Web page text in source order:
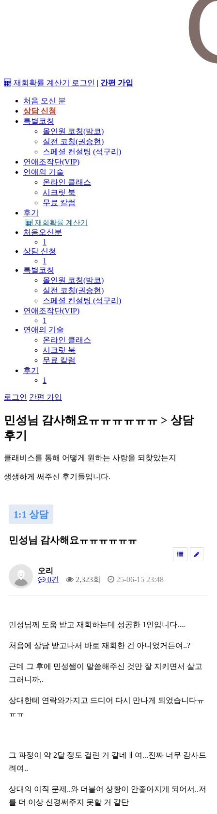
재회확률 계산기 로그인 | 간편 가입
처음 오신 분
상담 신청
특별코칭
올인원 코칭(박코)
실전 코칭(권승현)
스페셜 컨설팅 (석구리)
연애조작단(VIP)
연애의 기술
온라인 클래스
시크릿 북
무료 칼럼
후기
재회확률 계산기
처음오신분
1
상담 신청
1
특별코칭
올인원 코칭(박코)
실전 코칭(권승현)
스페셜 컨설팅 (석구리)
연애조작단(VIP)
1
연애의 기술
온라인 클래스
시크릿 북
무료 칼럼
후기
1
로그인 간편 가입
민성님 감사해 요ㅠㅠㅠㅠㅠㅠ > 상담
후기
클래 비 스를 통해 어 떻게 원하는 사랑을 되 찾았는지
생생하게 써 주신 후기 들입니 다.
1:1 상담
민성님 감사해요ㅠㅠㅠㅠㅠㅠ
오리
0건
2,323회 25-06-15 23:48
민성님께 도움 받고 재회하는데 성공한 1인입니다....
처음에 상담 받고나서 바로 재회한 건 아니었거든여..?
근데 그 후에 민성쌤이 말씀해주신 것만 잘 지키면서 살고
그러니까,.
상대한테 연락와가지고 드디어 다시 만나게 되었습니다ㅠ
ㅠㅠ
그 과정이 약 2달 정도 걸린 거 같네ㅐ여...진짜 너무 감사드
려여..
상대의 이직 문제..와 더불어 상황이 안좋아지게 되어서..저
를 더 이상 신경써주지 못할 거 같단